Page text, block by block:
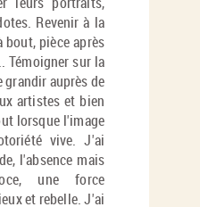
Revenir à la
bout, pièce après
Témoigner sur la
auprès de
artistes et bien
lorsque l'image
vive. J'ai
l'absence mais
une force
et rebelle. J'ai